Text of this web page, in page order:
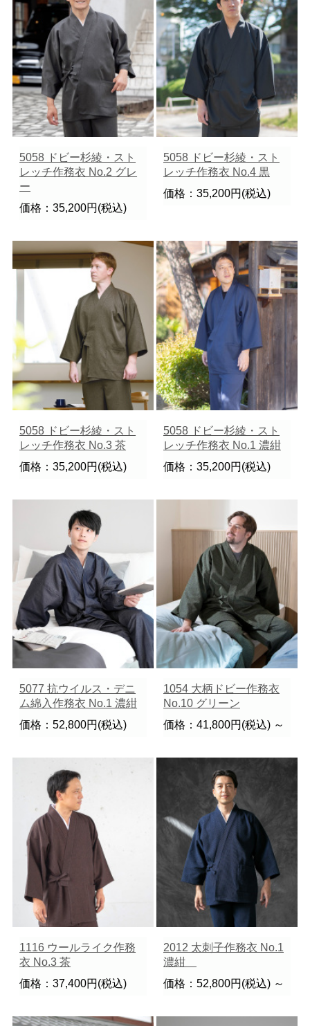
5058 ドビー杉綾・スト
レッチ作務衣 No.2 グレ
ー
価格：35,200円(税込)
5058 ドビー杉綾・スト
レッチ作務衣 No.4 黒
価格：35,200円(税込)
5058 ドビー杉綾・スト
レッチ作務衣 No.3 茶
価格：35,200円(税込)
5058 ドビー杉綾・スト
レッチ作務衣 No.1 濃紺
価格：35,200円(税込)
5077 抗ウイルス・デニ
ム綿入作務衣 No.1 濃紺
価格：52,800円(税込)
1054 大柄ドビー作務衣
No.10 グリーン
価格：41,800円(税込) ～
1116 ウールライク作務
衣 No.3 茶
価格：37,400円(税込)
2012 太刺子作務衣 No.1
濃紺
価格：52,800円(税込) ～